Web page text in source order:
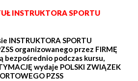
INSTRUKTORA SPORTU
INSTRUKTORA SPORTU
organizowanego przez FIRMĘ
bezpośrednio podczas kursu,
wydaje POLSKI ZWIĄZEK
PZSS